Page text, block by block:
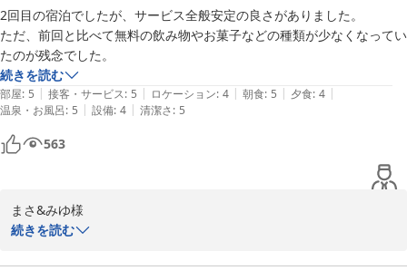
雪月花別邸 翠雲（共立リゾート）
2026-05-04
2回目の宿泊でしたが、サービス全般安定の良さがありました。
ただ、前回と比べて無料の飲み物やお菓子などの種類が少なくなってい
たのが残念でした。
続きを読む
部屋: 5 | 接客・サービス: 5 | ロケーション: 4 | 朝食: 5 | 夕食: 4 |
温泉・お風呂: 5 | 設備: 4 | 清潔さ: 5
563
まさ&みゆ様
この度は雪月花別邸翠雲にご宿泊いただきまして誠にありがとうご
サービス面を評価いただけたことは大変ありがたく存じます。
続きを読む